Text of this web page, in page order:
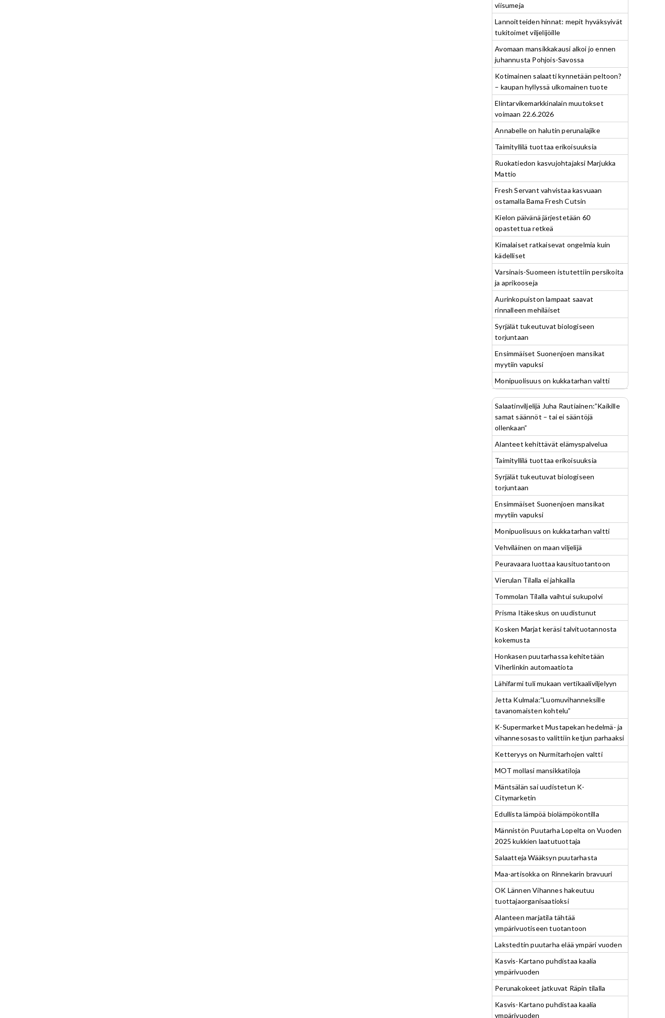
viisumeja
Lannoitteiden hinnat: mepit hyväksyivät
tukitoimet viljelijöille
Avomaan mansikkakausi alkoi jo ennen
juhannusta Pohjois-Savossa
Kotimainen salaatti kynnetään peltoon?
– kaupan hyllyssä ulkomainen tuote
Elintarvikemarkkinalain muutokset
voimaan 22.6.2026
Annabelle on halutin perunalajike
Taimityllilä tuottaa erikoisuuksia
Ruokatiedon kasvujohtajaksi Marjukka
Mattio
Fresh Servant vahvistaa kasvuaan
ostamalla Bama Fresh Cutsin
Kielon päivänä järjestetään 60
opastettua retkeä
Kimalaiset ratkaisevat ongelmia kuin
kädelliset
Varsinais-Suomeen istutettiin persikoita
ja aprikooseja
Aurinkopuiston lampaat saavat
rinnalleen mehiläiset
Syrjälät tukeutuvat biologiseen
torjuntaan
Ensimmäiset Suonenjoen mansikat
myytiin vapuksi
Monipuolisuus on kukkatarhan valtti
Salaatinviljelijä Juha Rautiainen:”Kaikille
samat säännöt – tai ei sääntöjä
ollenkaan”
Alanteet kehittävät elämyspalvelua
Taimityllilä tuottaa erikoisuuksia
Syrjälät tukeutuvat biologiseen
torjuntaan
Ensimmäiset Suonenjoen mansikat
myytiin vapuksi
Monipuolisuus on kukkatarhan valtti
Vehviläinen on maan viljelijä
Peuravaara luottaa kausituotantoon
Vierulan Tilalla ei jahkailla
Tommolan Tilalla vaihtui sukupolvi
Prisma Itäkeskus on uudistunut
Kosken Marjat keräsi talvituotannosta
kokemusta
Honkasen puutarhassa kehitetään
Viherlinkin automaatiota
Lähifarmi tuli mukaan vertikaaliviljelyyn
Jetta Kulmala:”Luomuvihanneksille
tavanomaisten kohtelu”
K-Supermarket Mustapekan hedelmä- ja
vihannesosasto valittiin ketjun parhaaksi
Ketteryys on Nurmitarhojen valtti
MOT mollasi mansikkatiloja
Mäntsälän sai uudistetun K-
Citymarketin
Edullista lämpöä biolämpökontilla
Männistön Puutarha Lopelta on Vuoden
2025 kukkien laatutuottaja
Salaatteja Wääksyn puutarhasta
Maa-artisokka on Rinnekarin bravuuri
OK Lännen Vihannes hakeutuu
tuottajaorganisaatioksi
Alanteen marjatila tähtää
ympärivuotiseen tuotantoon
Lakstedtin puutarha elää ympäri vuoden
Kasvis-Kartano puhdistaa kaalia
ympärivuoden
Perunakokeet jatkuvat Räpin tilalla
Kasvis-Kartano puhdistaa kaalia
ympärivuoden